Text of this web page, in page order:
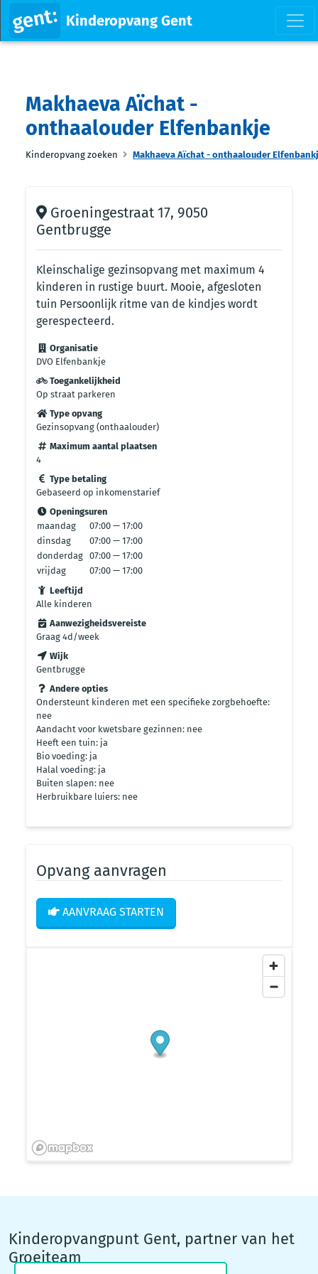
Kinderopvang Gent
Makhaeva Aïchat -
onthaalouder Elfenbankje
Kinderopvang zoeken Makhaeva Aïchat - onthaalouder
Groeningestraat 17, 9050
Gentbrugge
Kleinschalige gezinsopvang met maximum 4
kinderen in rustige buurt. Mooie, afgesloten
tuin Persoonlijk ritme van de kindjes wordt
gerespecteerd.
Organisatie
DVO Elfenbankje
Toegankelijkheid
Op straat parkeren
Type opvang
Gezinsopvang (onthaalouder)
Maximum aantal plaatsen
4
Type betaling
Gebaseerd op inkomenstarief
Openingsuren
maandag
07:00 — 17:00
dinsdag
07:00 — 17:00
donderdag 07:00 — 17:00
vrijdag
07:00 — 17:00
Leeftijd
Alle kinderen
Aanwezigheidsvereiste
Graag 4d/week
Wijk
Gentbrugge
Andere opties
Ondersteunt kinderen met een specifieke zorgbehoefte:
nee
Aandacht voor kwetsbare gezinnen: nee
Heeft een tuin: ja
Bio voeding: ja
Halal voeding: ja
Buiten slapen: nee
Herbruikbare luiers: nee
Opvang aanvragen
AANVRAAG STARTEN
Kinderopvangpunt Gent, partner van het
Groeiteam